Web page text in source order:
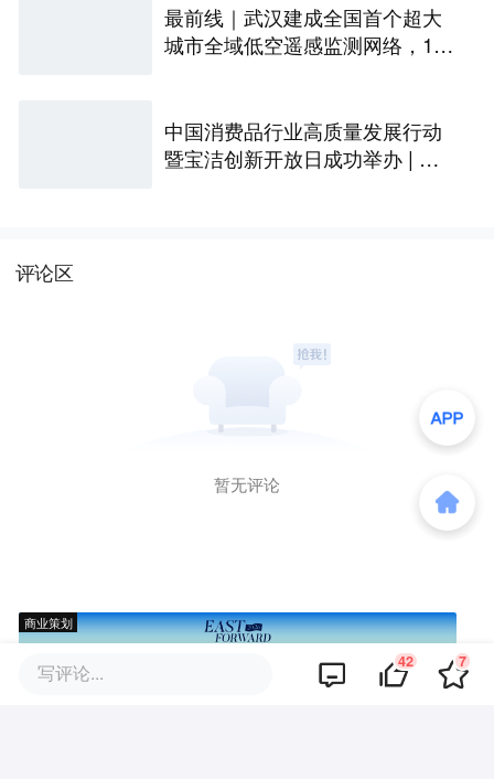
最前线｜武汉建成全国首个超大
城市全域低空遥感监测网络，146
中国消费品行业高质量发展行动
暨宝洁创新开放日成功举办 | 最
评论区
暂无评论
商业策划
写评论... 42 7